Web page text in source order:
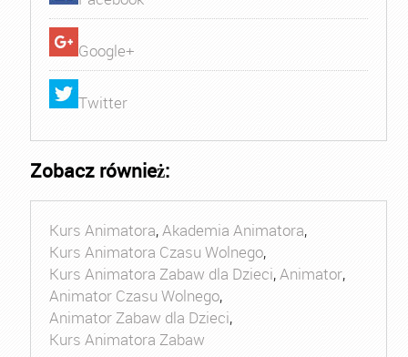
Google+
Twitter
Zobacz również:
Kurs Animatora,Akademia Animatora,
Kurs Animatora Czasu Wolnego,
Kurs Animatora Zabaw dla Dzieci,Animator,
Animator Czasu Wolnego,
Animator Zabaw dla Dzieci,
Kurs Animatora Zabaw